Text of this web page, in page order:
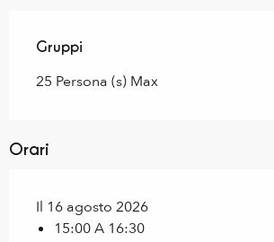
Gruppi
Gruppi
25 Persona (s) Max
Orari
Il 16 agosto 2026
15:00 A 16:30